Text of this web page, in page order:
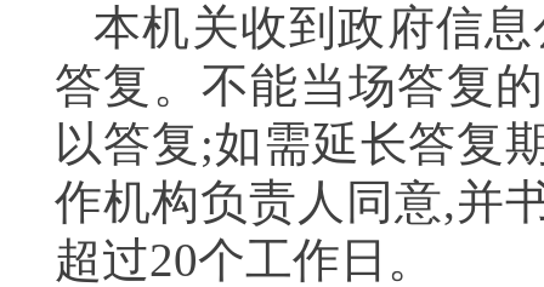
本机关收到政府信
答复。不能当场答复
以答复;如需延长答复
作机构负责人同意,并
超过20个工作日。